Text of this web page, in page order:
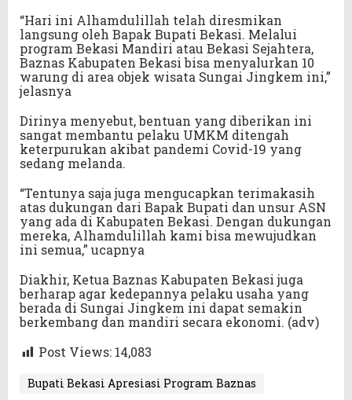
“Hari ini Alhamdulillah telah diresmikan
langsung oleh Bapak Bupati Bekasi. Melalui
program Bekasi Mandiri atau Bekasi Sejahtera,
Baznas Kabupaten Bekasi bisa menyalurkan 10
warung di area objek wisata Sungai Jingkem ini,”
jelasnya
Dirinya menyebut, bentuan yang diberikan ini
sangat membantu pelaku UMKM ditengah
keterpurukan akibat pandemi Covid-19 yang
sedang melanda.
“Tentunya saja juga mengucapkan terimakasih
atas dukungan dari Bapak Bupati dan unsur ASN
yang ada di Kabupaten Bekasi. Dengan dukungan
mereka, Alhamdulillah kami bisa mewujudkan
ini semua,” ucapnya
Diakhir, Ketua Baznas Kabupaten Bekasi juga
berharap agar kedepannya pelaku usaha yang
berada di Sungai Jingkem ini dapat semakin
berkembang dan mandiri secara ekonomi. (adv)
Post Views: 14,083
Bupati Bekasi Apresiasi Program Baznas